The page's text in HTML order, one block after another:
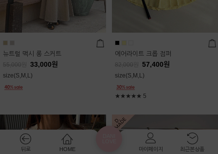
뉴트럴 맥시 롱 스커트
55,000 33,000원
size(S,M,L)
에어라이트 크롭 점퍼
82,000 57,400원
size(S,M,L)
★★★★★ 5
뒤로 HOME
마이페이지
최근본상품